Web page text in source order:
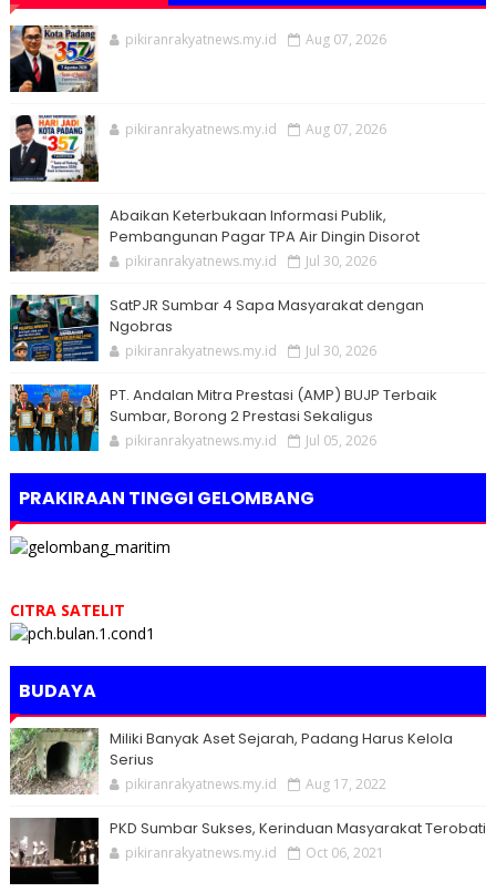
pikiranrakyatnews.my.id Aug 07, 2026
pikiranrakyatnews.my.id Aug 07, 2026
Abaikan Keterbukaan Informasi Publik,
Pembangunan Pagar TPA Air Dingin Disorot
pikiranrakyatnews.my.id Jul 30, 2026
SatPJR Sumbar 4 Sapa Masyarakat dengan
Ngobras
pikiranrakyatnews.my.id Jul 30, 2026
PT. Andalan Mitra Prestasi (AMP) BUJP Terbaik
Sumbar, Borong 2 Prestasi Sekaligus
pikiranrakyatnews.my.id Jul 05, 2026
PRAKIRAAN TINGGI GELOMBANG
CITRA SATELIT
BUDAYA
Miliki Banyak Aset Sejarah, Padang Harus Kelola
Serius
pikiranrakyatnews.my.id Aug 17, 2022
PKD Sumbar Sukses, Kerinduan Masyarakat Terobati
pikiranrakyatnews.my.id Oct 06, 2021